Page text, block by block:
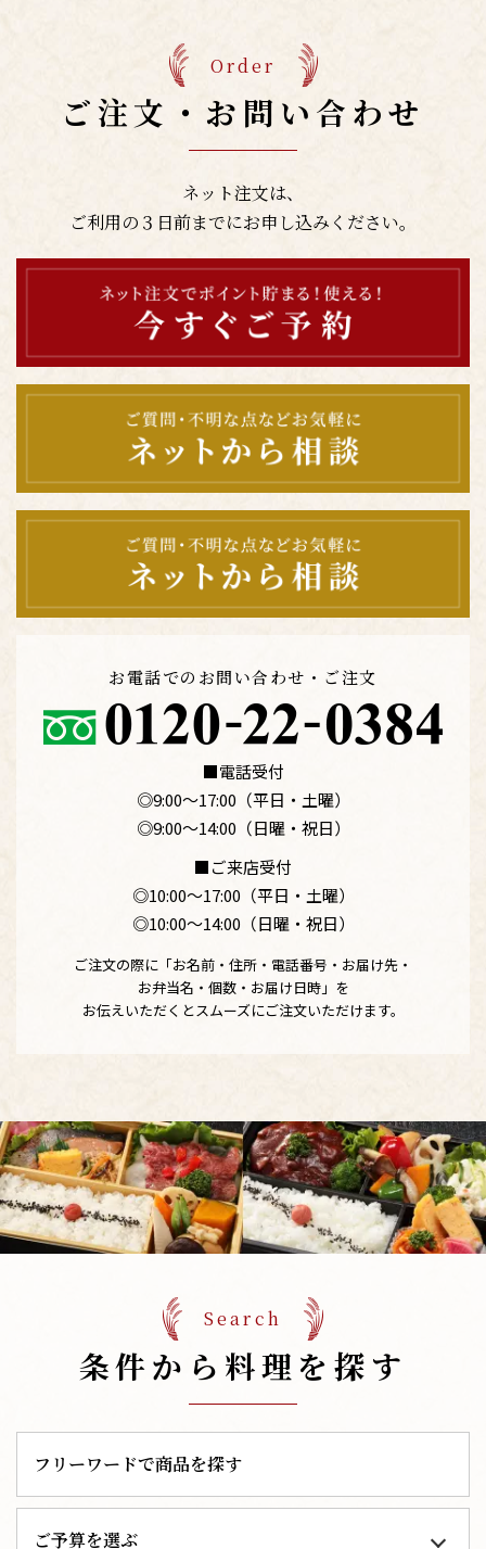
Order
ご注文・お問い合わせ
ネット注文は、
ご利用の３日前までにお申し込みください。
お電話でのお問い合わせ・ご注文
■電話受付
◎9:00〜17:00（平日・土曜）
◎9:00〜14:00（日曜・祝日）
■ご来店受付
◎10:00〜17:00（平日・土曜）
◎10:00〜14:00（日曜・祝日）
ご注文の際に「お名前・住所・電話番号・お届け先・
お弁当名・個数・お届け日時」を
お伝えいただくとスムーズにご注文いただけます。
Search
条件から料理を探す